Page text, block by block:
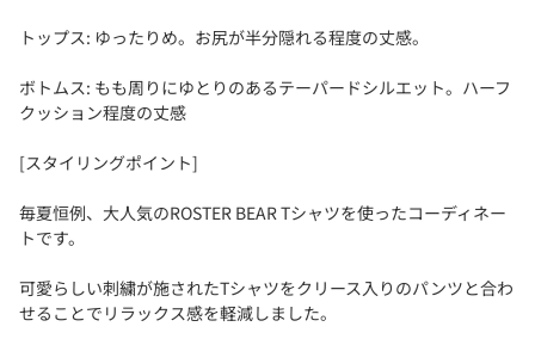
トップス: ゆったりめ。お尻が半分隠れる程度の丈感。
ボトムス: もも周りにゆとりのあるテーパードシルエット。ハーフ
クッション程度の丈感
[スタイリングポイント]
毎夏恒例、大人気のROSTER BEAR Tシャツを使ったコーディネー
トです。
可愛らしい刺繍が施されたTシャツをクリース入りのパンツと合わ
せることでリラックス感を軽減しました。